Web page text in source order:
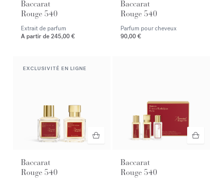
Baccarat
Rouge 540
Extrait de parfum
A partir de 245,00 €
Baccarat
Rouge 540
Parfum pour cheveux
90,00 €
EXCLUSIVITÉ EN LIGNE
Baccarat
Rouge 540
Baccarat
Rouge 540